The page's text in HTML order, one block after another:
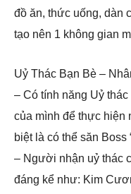
đồ ăn, thức uống, dàn
tạo nên 1 không gian
Uỷ Thác Bạn Bè –
– Có tính năng Uỷ
của mình để thực hiện
biệt là có thể săn Boss
– Người nhận uỷ thác
đáng kể như: Kim